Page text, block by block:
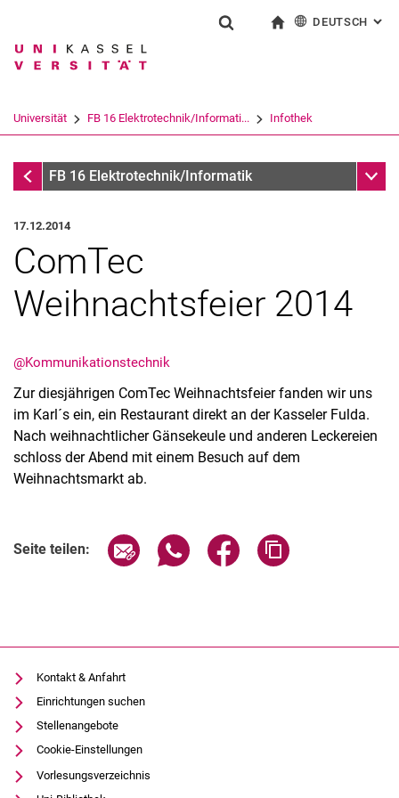
Springe direkt zu: Inhalt
Springe direkt zu: Suche
Springe direkt zu:
Suchbegriff
Suchen (öffnet externen Link in einem
DEUTSCH :
Universität FB 16 Elektrotechnik/Informati... Infothek
InfothekFB 16 Elektrotechnik/Informatik
17.12.2014
ComTec
Weihnachtsfeier 2014
@Kommunikationstechnik
Zur diesjährigen ComTec Weihnachtsfeier fanden wir uns
im Karl´s ein, ein Restaurant direkt an der Kasseler Fulda.
Nach weihnachtlicher Gänsekeule und anderen Leckereien
schloss der Abend mit einem Besuch auf dem
Weihnachtsmarkt ab.
Seite teilen: Seite über E-Mail teilen
Seite über WhatsApp teilen
Seite über Facebook
Kontakt & Anfahrt
Einrichtungen suchen
Stellenangebote
Cookie-Einstellungen
Vorlesungsverzeichnis